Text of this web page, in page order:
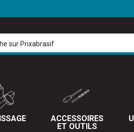
ACCESSOIRES
ET OUTILS